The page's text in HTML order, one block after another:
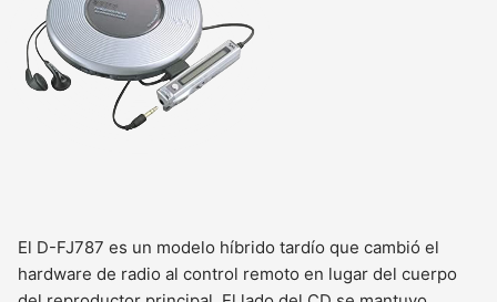
El D-FJ787 es un modelo híbrido tardío que cambió el
hardware de radio al control remoto en lugar del cuerpo